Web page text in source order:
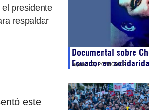
presidente
respaldar
este
Documental sobre
Ecuador en
agosto 7, 202600:02